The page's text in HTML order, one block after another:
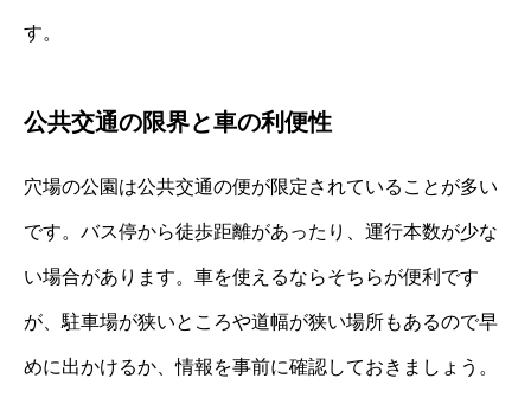
す。
公共交通の限界と車の利便性
穴場の公園は公共交通の便が限定されていることが多い
です。バス停から徒歩距離があったり、運行本数が少な
い場合があります。車を使えるならそちらが便利です
が、駐車場が狭いところや道幅が狭い場所もあるので早
めに出かけるか、情報を事前に確認しておきましょう。